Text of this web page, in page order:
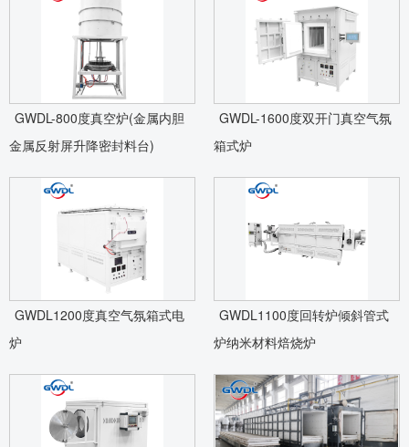
GWDL-800度真空炉(金属内胆
金属反射屏升降密封料台)
GWDL-1600度双开门真空气氛
箱式炉
GWDL1200度真空气氛箱式电
炉
GWDL1100度回转炉倾斜管式
炉纳米材料焙烧炉